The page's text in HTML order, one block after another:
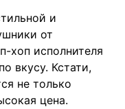
и
от
хоп исполнителя
вкусу. Кстати,
не только
цена.